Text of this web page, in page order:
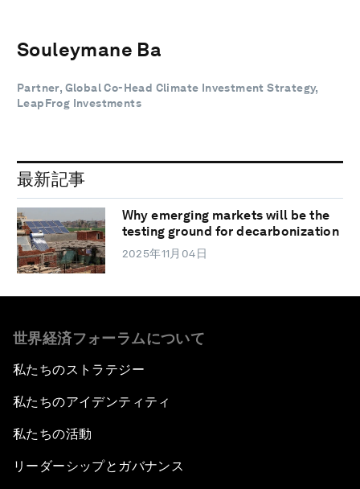
Souleymane Ba
Partner, Global Co-Head Climate Investment Strategy,
LeapFrog Investments
最新記事
Why emerging markets will be the
testing ground for decarbonization
2025年11月04日
世界経済フォーラムについて
私たちのストラテジー
私たちのアイデンティティ
私たちの活動
リーダーシップとガバナンス